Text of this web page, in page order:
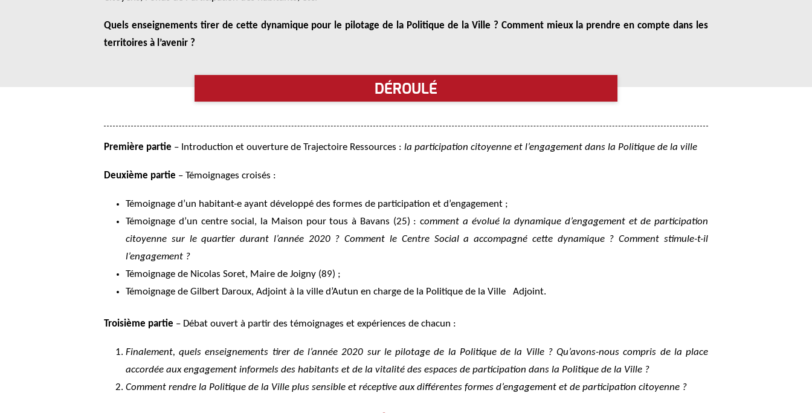
Quels enseignements tirer de cette dynamique pour le pilotage de la Politique de la Ville ? Comment mieux la prendre en compte dans les
territoires à l’avenir ?
DÉROULÉ
Première partie – Introduction et ouverture de Trajectoire Ressources : la participation citoyenne et l’engagement dans la Politique de la ville
Deuxième partie – Témoignages croisés :
Témoignage d’un habitant-e ayant développé des formes de participation et d’engagement ;
Témoignage d’un centre social, la Maison pour tous à Bavans (25) : comment a évolué la dynamique d’engagement et de participation
citoyenne sur le quartier durant l’année 2020 ? Comment le Centre Social a accompagné cette dynamique ? Comment stimule-t-il
l’engagement ?
Témoignage de Nicolas Soret, Maire de Joigny (89) ;
Témoignage de Gilbert Daroux, Adjoint à la ville d’Autun en charge de la Politique de la Ville Adjoint.
Troisième partie – Débat ouvert à partir des témoignages et expériences de chacun :
Finalement, quels enseignements tirer de l’année 2020 sur le pilotage de la Politique de la Ville ? Qu’avons-nous compris de la place
accordée aux engagement informels des habitants et de la vitalité des espaces de participation dans la Politique de la Ville ?
Comment rendre la Politique de la Ville plus sensible et réceptive aux différentes formes d’engagement et de participation citoyenne ?